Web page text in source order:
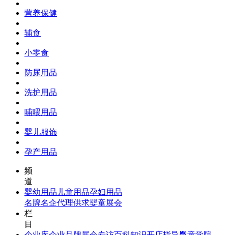
营养保健
辅食
小零食
防尿用品
洗护用品
哺喂用品
婴儿服饰
孕产用品
频
道
婴幼用品 儿童用品孕妇用品
名牌名企代理供求婴童展会
栏
目